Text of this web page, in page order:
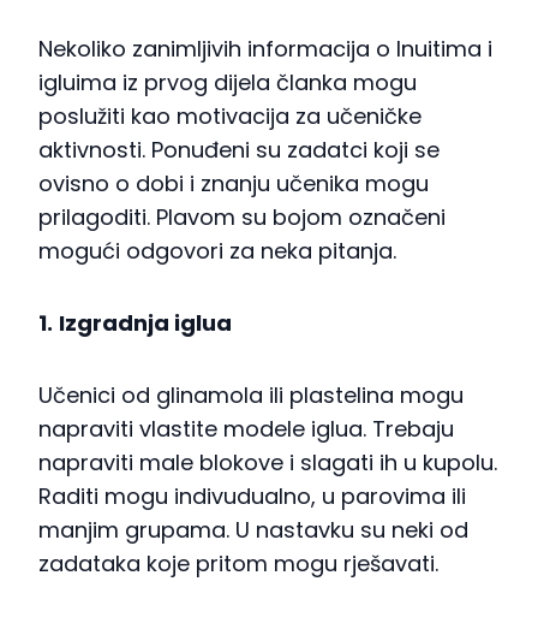
Nekoliko zanimljivih informacija o Inuitima i
igluima iz prvog dijela članka mogu
poslužiti kao motivacija za učeničke
aktivnosti. Ponuđeni su zadatci koji se
ovisno o dobi i znanju učenika mogu
prilagoditi. Plavom su bojom označeni
mogući odgovori za neka pitanja.
1. Izgradnja iglua
Učenici od glinamola ili plastelina mogu
napraviti vlastite modele iglua. Trebaju
napraviti male blokove i slagati ih u kupolu.
Raditi mogu indivudualno, u parovima ili
manjim grupama. U nastavku su neki od
zadataka koje pritom mogu rješavati.